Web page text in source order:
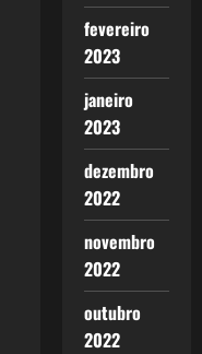
fevereiro
2023
janeiro
2023
dezembro
2022
novembro
2022
outubro
2022